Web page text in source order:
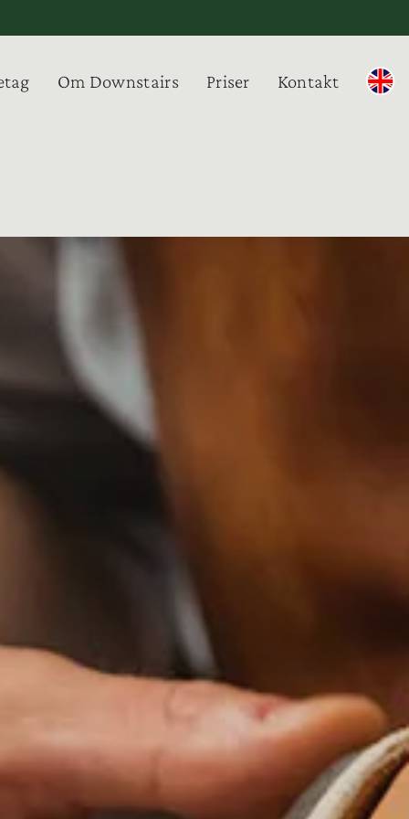
Om Downstairs Priser Kontakt